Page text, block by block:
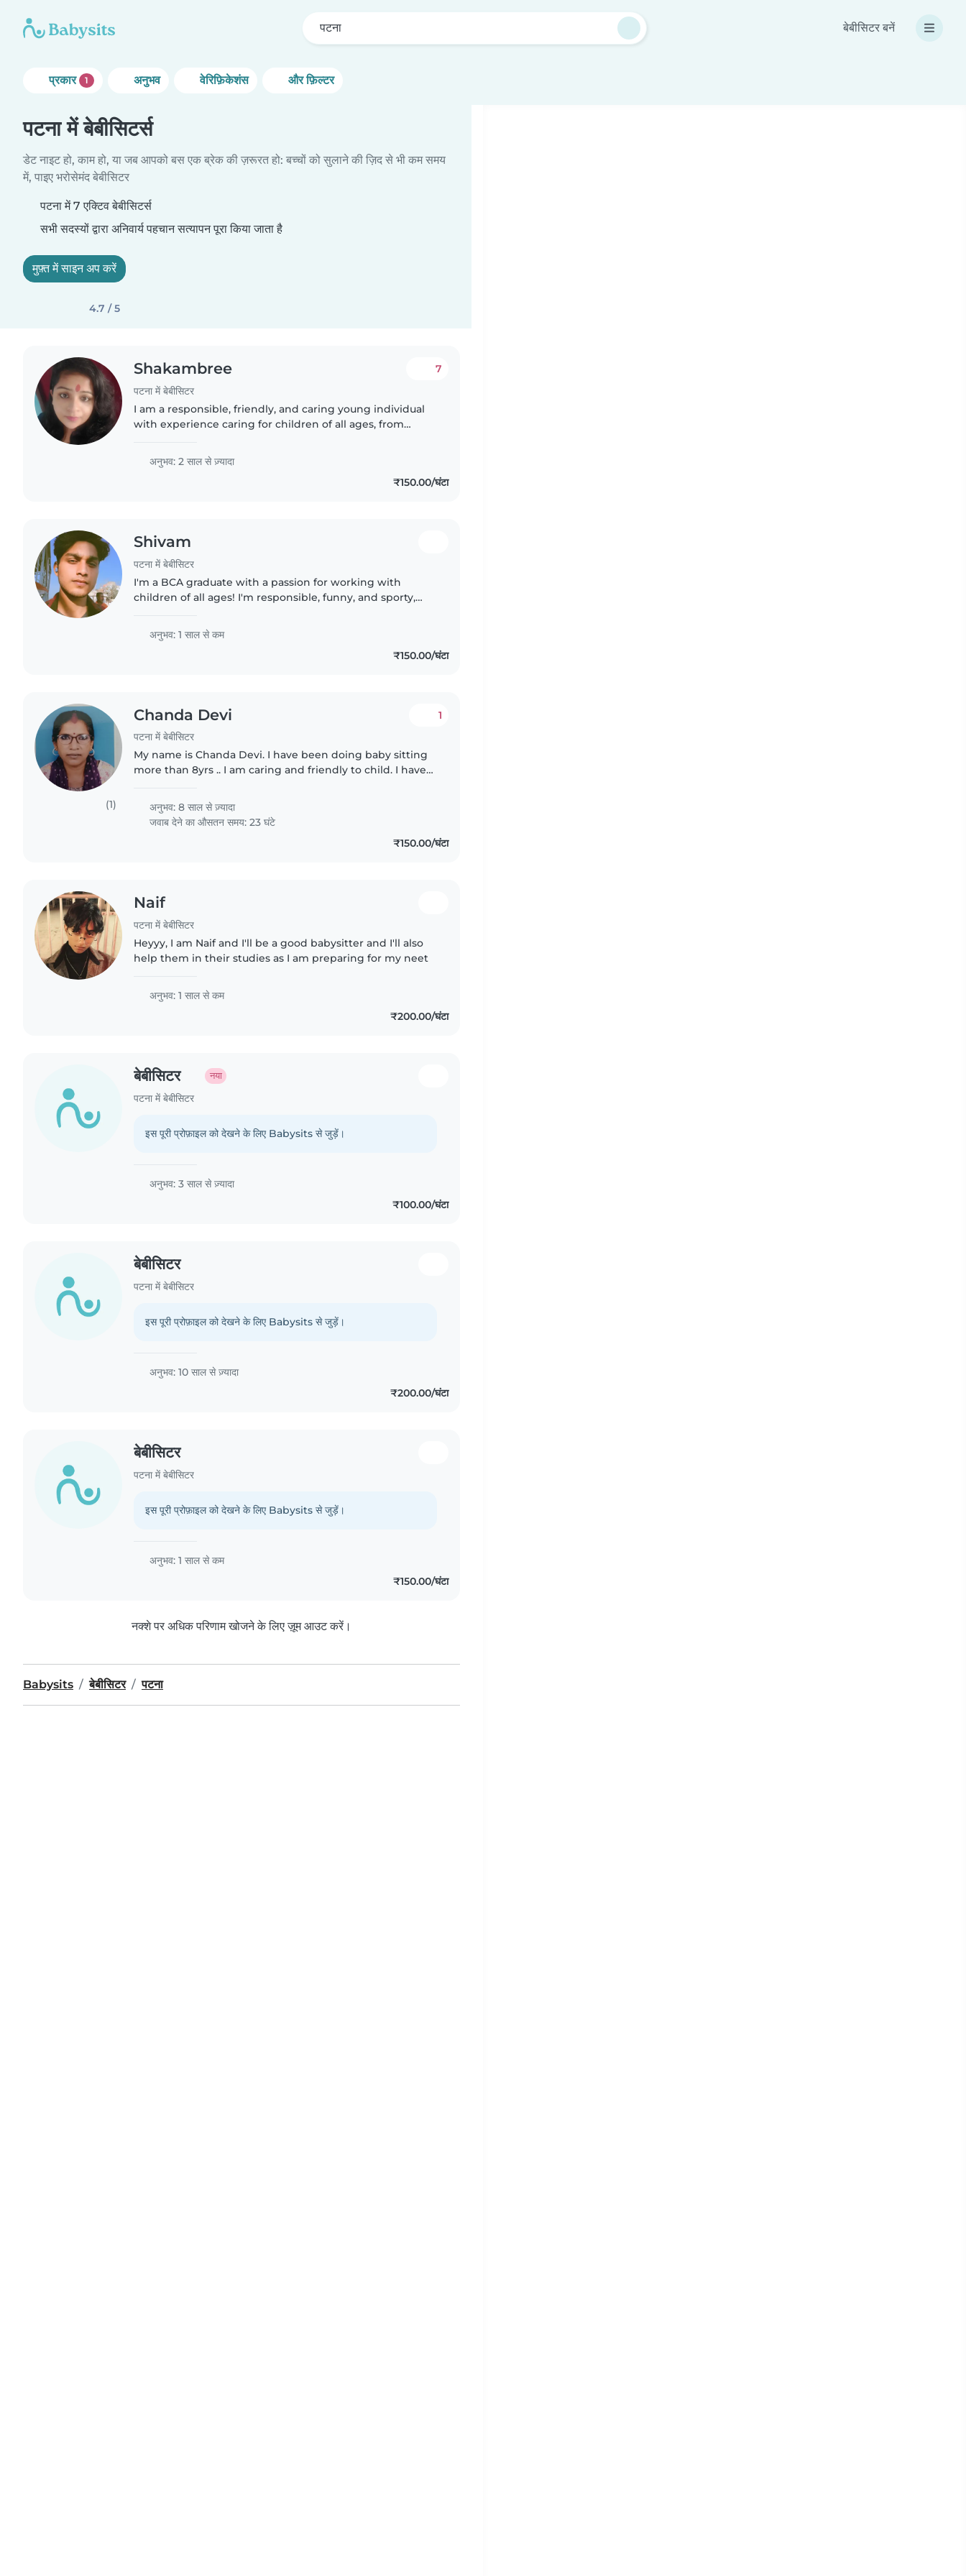
पटना बेबीसिटर बनें
प्रकार 1 अनुभव वेरिफ़िकेशंस और फ़िल्टर
पटना में बेबीसिटर्स
डेट नाइट हो, काम हो, या जब आपको बस एक ब्रेक की ज़रूरत हो: बच्चों को सुलाने की ज़िद से भी कम समय
में, पाइए भरोसेमंद बेबीसिटर
पटना में 7 एक्टिव बेबीसिटर्स
सभी सदस्यों द्वारा अनिवार्य पहचान सत्यापन पूरा किया जाता है
मुफ़्त में साइन अप करें
4.7 / 5
Shakambree
पटना में बेबीसिटर
7
I am a responsible, friendly, and caring young individual
with experience caring for children of all ages, from
including reading,..
अनुभव: 2 साल से ज़्यादा
₹150.00/घंटा
Shivam
पटना में बेबीसिटर
I'm a BCA graduate with a passion for working with
children of all ages! I'm responsible, funny, and sporty,
childcare. I'm..
अनुभव: 1 साल से कम
₹150.00/घंटा
(1)
Chanda Devi
पटना में बेबीसिटर
1
My name is Chanda Devi. I have been doing baby sitting
more than 8yrs .. I am caring and friendly to child. I have
cleaning for the..
अनुभव: 8 साल से ज़्यादा
जवाब देने का औसतन समय: 23 घंटे
₹150.00/घंटा
Naif
पटना में बेबीसिटर
Heyyy, I am Naif and I'll be a good babysitter and I'll also
help them in their studies as I am preparing for my neet
अनुभव: 1 साल से कम
₹200.00/घंटा
बेबीसिटर नया
पटना में बेबीसिटर
इस पूरी प्रोफ़ाइल को देखने के लिए Babysits से जुड़ें।
अनुभव: 3 साल से ज़्यादा
₹100.00/घंटा
बेबीसिटर
पटना में बेबीसिटर
इस पूरी प्रोफ़ाइल को देखने के लिए Babysits से जुड़ें।
अनुभव: 10 साल से ज़्यादा
₹200.00/घंटा
बेबीसिटर
पटना में बेबीसिटर
इस पूरी प्रोफ़ाइल को देखने के लिए Babysits से जुड़ें।
अनुभव: 1 साल से कम
₹150.00/घंटा
नक्शे पर अधिक परिणाम खोजने के लिए ज़ूम आउट करें।
Babysits बेबीसिटर पटना